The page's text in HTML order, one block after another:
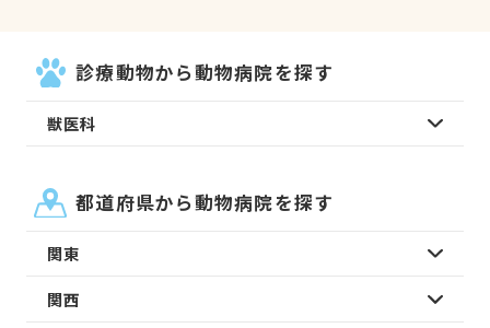
診療動物から動物病院を探す
獣医科
都道府県から動物病院を探す
関東
関西